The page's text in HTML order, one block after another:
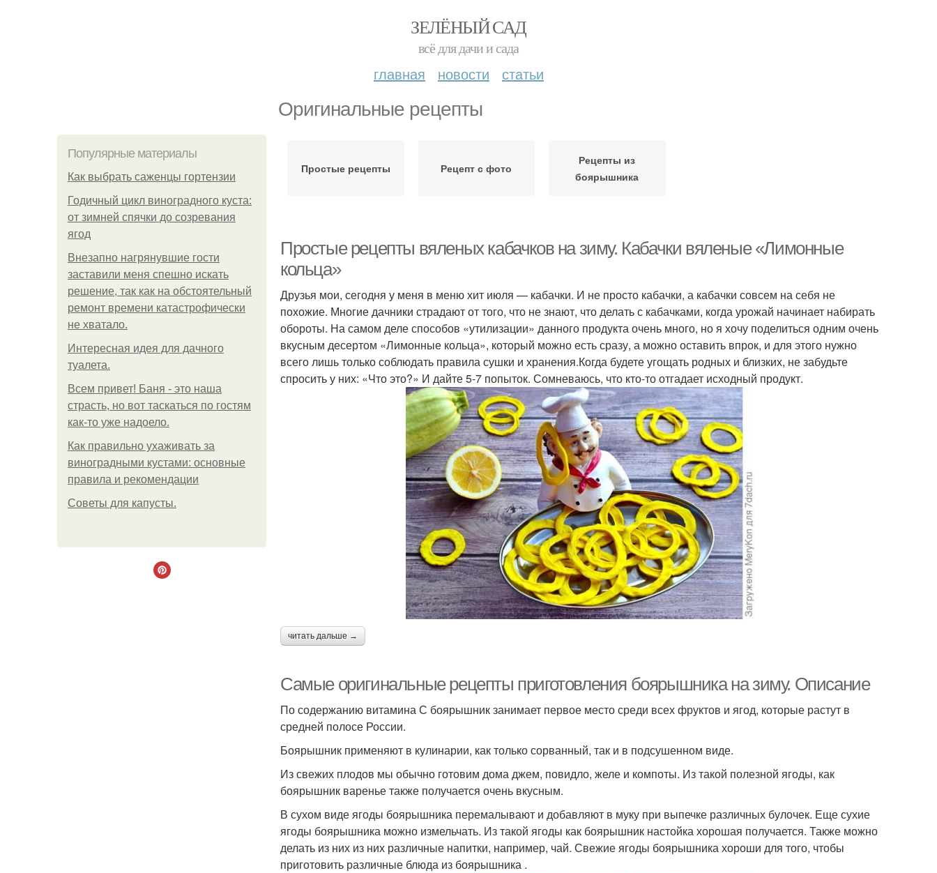
ЗЕЛЁНЫЙ САД
всё для дачи и сада
главная новости статьи
Оригинальные рецепты
Популярные материалы
Как выбрать саженцы гортензии
Годичный цикл виноградного куста:
от зимней спячки до созревания
ягод
Внезапно нагрянувшие гости
заставили меня спешно искать
решение, так как на обстоятельный
ремонт времени катастрофически
не хватало.
Интересная идея для дачного
туалета.
Всем привет! Баня - это наша
страсть, но вот таскаться по гостям
как-то уже надоело.
Как правильно ухаживать за
виноградными кустами: основные
правила и рекомендации
Советы для капусты.
Простые рецепты Рецепт с фото
Рецепты из
боярышника
Простые рецепты вяленых кабачков на зиму. Кабачки вяленые «Лимонные
кольца»
Друзья мои, сегодня у меня в меню хит июля — кабачки. И не просто кабачки, а кабачки совсем на себя не
похожие. Многие дачники страдают от того, что не знают, что делать с кабачками, когда урожай начинает набирать
обороты. На самом деле способов «утилизации» данного продукта очень много, но я хочу поделиться одним очень
вкусным десертом «Лимонные кольца», который можно есть сразу, а можно оставить впрок, и для этого нужно
всего лишь только соблюдать правила сушки и хранения.Когда будете угощать родных и близких, не забудьте
спросить у них: «Что это?» И дайте 5-7 попыток. Сомневаюсь, что кто-то отгадает исходный продукт.
читать дальше →
Самые оригинальные рецепты приготовления боярышника на зиму. Описание
По содержанию витамина С боярышник занимает первое место среди всех фруктов и ягод, которые растут в
средней полосе России.
Боярышник применяют в кулинарии, как только сорванный, так и в подсушенном виде.
Из свежих плодов мы обычно готовим дома джем, повидло, желе и компоты. Из такой полезной ягоды, как
боярышник варенье также получается очень вкусным.
В сухом виде ягоды боярышника перемалывают и добавляют в муку при выпечке различных булочек. Еще сухие
ягоды боярышника можно измельчать. Из такой ягоды как боярышник настойка хорошая получается. Также можно
делать из них из них различные напитки, например, чай. Свежие ягоды боярышника хороши для того, чтобы
приготовить различные блюда из боярышника .